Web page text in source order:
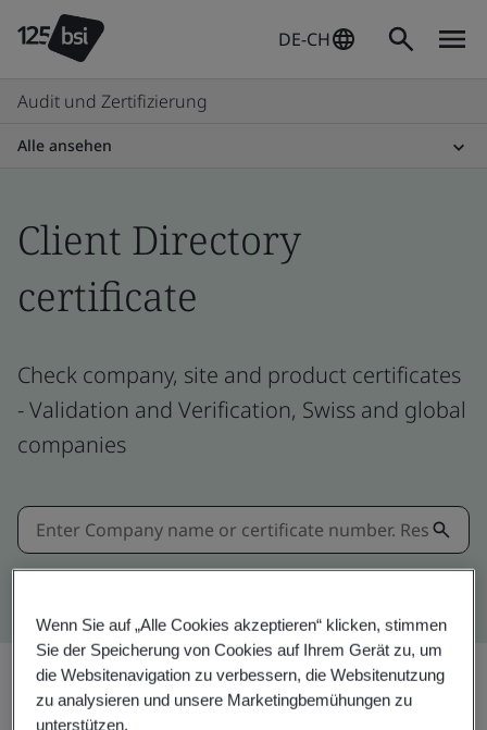
DE-CH
Audit und Zertifizierung
Alle ansehen
Client Directory
certificate
Check company, site and product certificates
- Validation and Verification, Swiss and global
companies
Wenn Sie auf „Alle Cookies akzeptieren“ klicken, stimmen
Sie der Speicherung von Cookies auf Ihrem Gerät zu, um
die Websitenavigation zu verbessern, die Websitenutzung
zu analysieren und unsere Marketingbemühungen zu
unterstützen.